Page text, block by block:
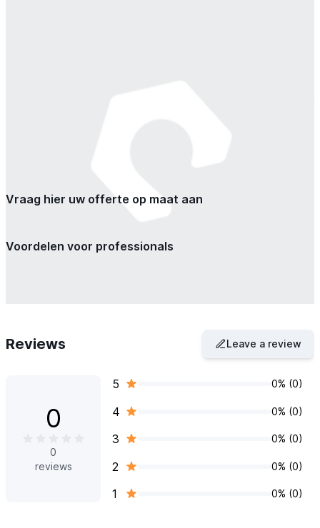
Vraag hier uw offerte op maat aan
Voordelen voor professionals
Reviews Leave a review
0
0
reviews
5 0% (0)
4 0% (0)
3 0% (0)
2 0% (0)
1 0% (0)